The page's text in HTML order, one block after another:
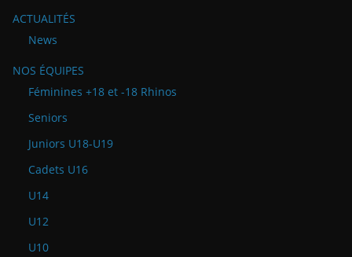
ACTUALITÉS
News
NOS ÉQUIPES
Féminines +18 et -18 Rhinos
Seniors
Juniors U18-U19
Cadets U16
U14
U12
U10